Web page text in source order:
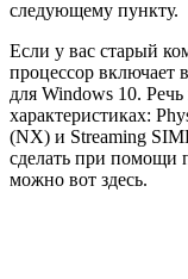
следующему пункту.
Если у вас старый
процессор включает
для Windows 10.
характеристиках:
(NX) и Streaming
сделать при помощи
можно вот здесь.